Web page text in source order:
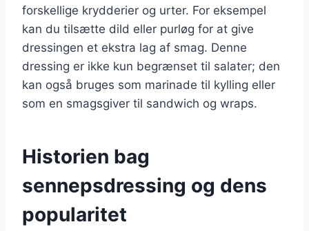
forskellige krydderier og urter. For eksempel
kan du tilsætte dild eller purløg for at give
dressingen et ekstra lag af smag. Denne
dressing er ikke kun begrænset til salater; den
kan også bruges som marinade til kylling eller
som en smagsgiver til sandwich og wraps.
Historien bag
sennepsdressing og dens
popularitet